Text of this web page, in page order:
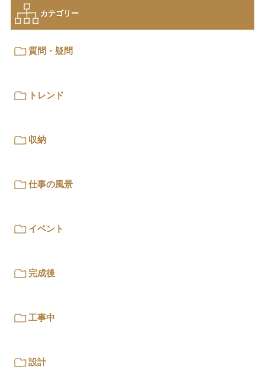
カテゴリー
質問・疑問
トレンド
収納
仕事の風景
イベント
完成後
工事中
設計